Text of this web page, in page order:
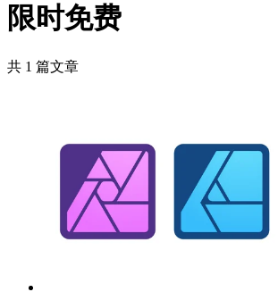
限时免费
共 1 篇文章